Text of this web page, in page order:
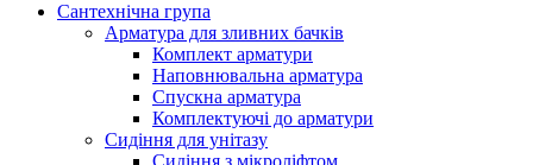
Сантехнічна група
Арматура для зливних бачків
Комплект арматури
Наповнювальна арматура
Спускна арматура
Комплектуючі до арматури
Сидіння для унітазу